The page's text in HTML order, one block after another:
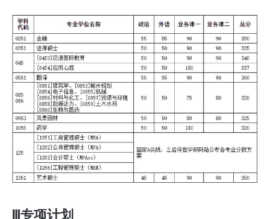
Ⅲ专项计划